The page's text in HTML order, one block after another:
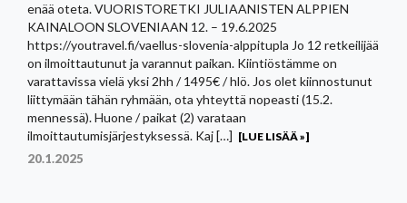
enää oteta. VUORISTORETKI JULIAANISTEN ALPPIEN
KAINALOON SLOVENIAAN 12. – 19.6.2025
https://youtravel.fi/vaellus-slovenia-alppitupla Jo 12 retkeilijää
on ilmoittautunut ja varannut paikan. Kiintiöstämme on
varattavissa vielä yksi 2hh / 1495€ / hlö. Jos olet kiinnostunut
liittymään tähän ryhmään, ota yhteyttä nopeasti (15.2.
mennessä). Huone / paikat (2) varataan
ilmoittautumisjärjestyksessä. Kaj […] [LUE LISÄÄ »]
20.1.2025